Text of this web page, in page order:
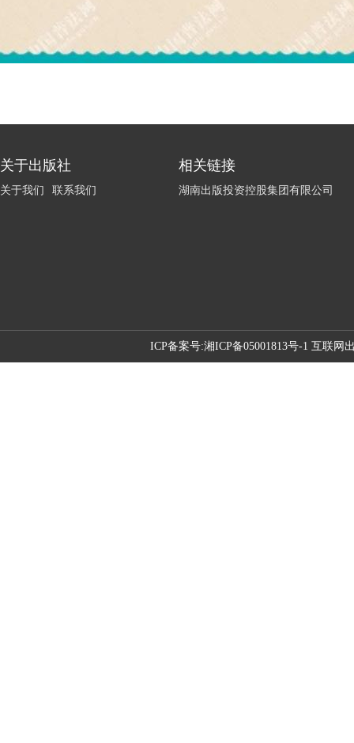
关于出版社
关于我们 联系我们
相关链接
湖南出版投资控股集团有限公司
ICP备案号:湘ICP备05001813号-1 互联网